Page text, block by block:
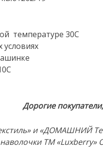
температуре 30С
Дорогие покупатели,
и «ДОМАШНИЙ
ТМ